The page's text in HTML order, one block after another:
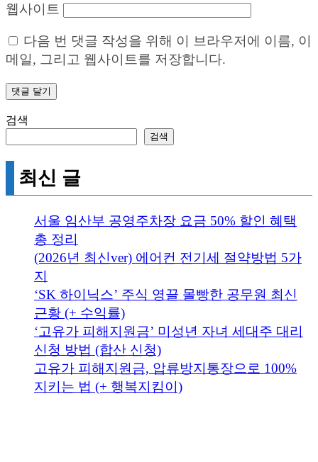
웹사이트
다음 번 댓글 작성을 위해 이 브라우저에 이름, 이
메일, 그리고 웹사이트를 저장합니다.
검색
검색
최신 글
서울 임산부 공영주차장 요금 50% 할인 혜택
총 정리
(2026년 최신ver) 에어컨 전기세 절약방법 5가
지
‘SK 하이닉스’ 주식 영끌 몰빵한 공무원 최신
근황 (+ 수익률)
‘고유가 피해지원금’ 미성년 자녀 세대주 대리
신청 방법 (합산 신청)
고유가 피해지원금, 압류방지통장으로 100%
지키는 법 (+ 행복지킴이)